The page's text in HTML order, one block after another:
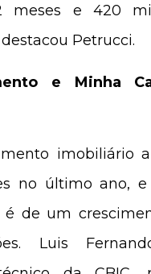
meses e 420
Petrucci.
e Minha
imobiliário
no último ano, e
é de um
Luis